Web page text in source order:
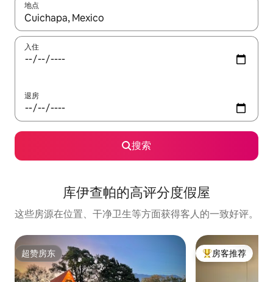
地点
如有搜索结果，请使用上下方向键查看，或通过点击或滑动手势
入住
退房
搜索
库伊查帕的高评分度假屋
这些房源在位置、干净卫生等方面获得客人的一致好评。
超赞房东
超赞房东 热门「房客推荐」
房客推荐